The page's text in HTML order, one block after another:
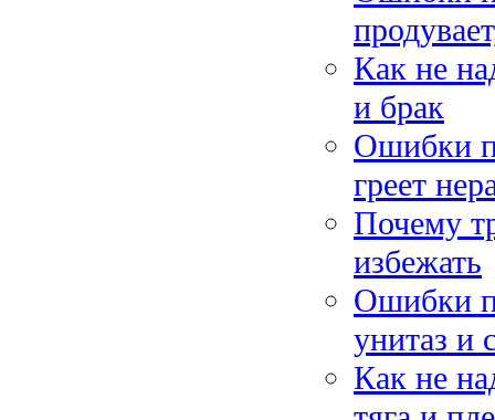
Как не
и брак
Ошибки
греет
Почему
избежать
Ошибки
унитаз и
Как не